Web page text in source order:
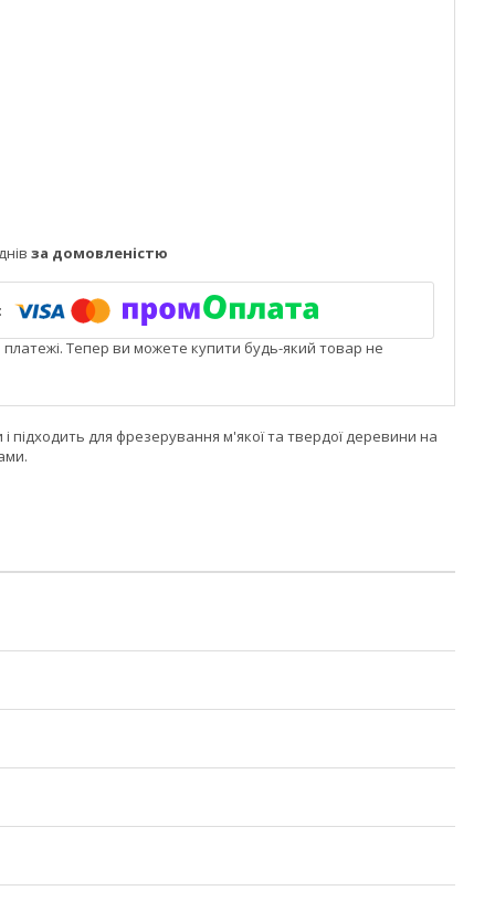
за домовленістю
платежі. Тепер ви можете купити будь-який товар не
підходить для фрезерування м'якої та твердої деревини на